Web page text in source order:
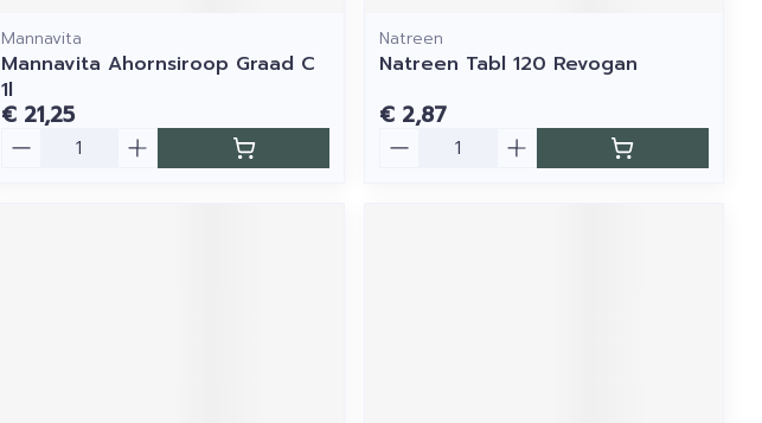
Mannavita
Mannavita Ahornsiroop Graad C
1l
€ 21,25
Natreen
Natreen Tabl 120 Revogan
€ 2,87